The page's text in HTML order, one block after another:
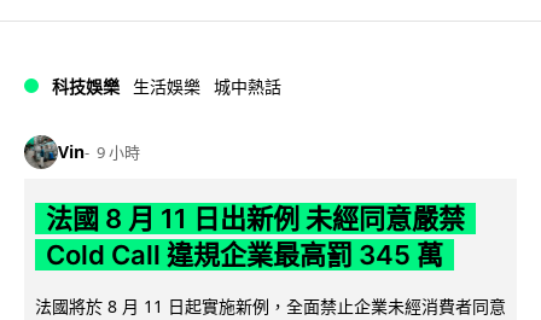
科技娛樂 生活娛樂 城中熱話
Vin 9 小時
法國 8 月 11 日出新例 未經同意嚴禁
Cold Call 違規企業最高罰 345 萬
法國將於 8 月 11 日起實施新例，全面禁止企業未經消費者同意